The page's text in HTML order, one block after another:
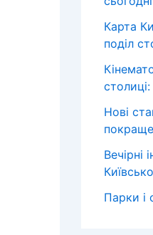
Карта
поділ
Нові
Вечірні
Парки і